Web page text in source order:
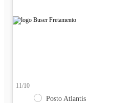
11/10
Posto Atlantis